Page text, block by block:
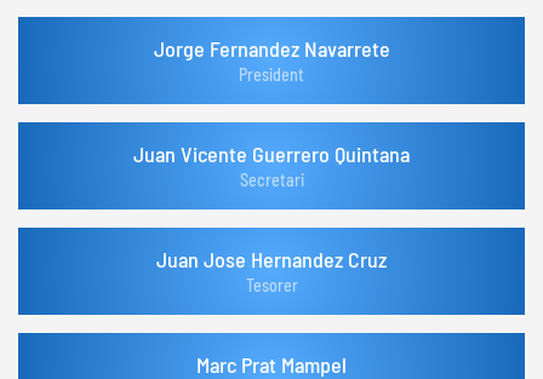
Jorge Fernandez Navarrete
President
Juan Vicente Guerrero Quintana
Secretari
Juan Jose Hernandez Cruz
Tesorer
Marc Prat Mampel